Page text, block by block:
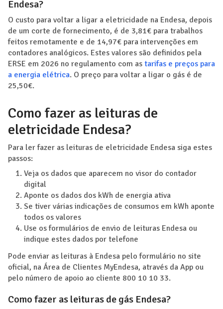
Endesa?
O custo para voltar a ligar a eletricidade na Endesa, depois
de um corte de fornecimento, é de 3,81€ para trabalhos
feitos remotamente e de 14,97€ para intervenções em
contadores analógicos. Estes valores são definidos pela
ERSE em 2026 no regulamento com as tarifas e preços para
a energia elétrica. O preço para voltar a ligar o gás é de
25,50€.
Como fazer as leituras de
eletricidade Endesa?
Para ler fazer as leituras de eletricidade Endesa siga estes
passos:
Veja os dados que aparecem no visor do contador
digital
Aponte os dados dos kWh de energia ativa
Se tiver várias indicações de consumos em kWh aponte
todos os valores
Use os formulários de envio de leituras Endesa ou
indique estes dados por telefone
Pode enviar as leituras à Endesa pelo formulário no site
oficial, na Área de Clientes MyEndesa, através da App ou
pelo número de apoio ao cliente 800 10 10 33.
Como fazer as leituras de gás Endesa?